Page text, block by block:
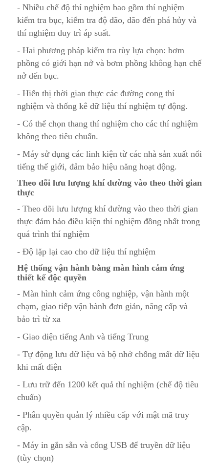
- Nhiều chế độ thí nghiệm bao gồm thí nghiệm
kiểm tra bục, kiểm tra độ dão, dão đến phá hủy và
thí nghiệm duy trì áp suất.
- Hai phương pháp kiểm tra tùy lựa chọn: bơm
phồng có giới hạn nở và bơm phồng không hạn chế
nở đến bục.
- Hiển thị thời gian thực các đường cong thí
nghiệm và thống kê dữ liệu thí nghiệm tự động.
- Có thể chọn thang thí nghiệm cho các thí nghiệm
không theo tiêu chuẩn.
- Máy sử dụng các linh kiện từ các nhà sản xuất nổi
tiếng thế giới, đảm bảo hiệu năng hoạt động.
Theo dõi lưu lượng khí đường vào theo thời gian
thực
- Theo dõi lưu lượng khí đường vào theo thời gian
thực đảm bảo điều kiện thí nghiệm đồng nhất trong
quá trình thí nghiệm
- Độ lặp lại cao cho dữ liệu thí nghiệm
Hệ thống vận hành bằng màn hình cảm ứng
thiết kế độc quyền
- Màn hình cảm ứng công nghiệp, vận hành một
chạm, giao tiếp vận hành đơn giản, nâng cấp và
bảo trì từ xa
- Giao diện tiếng Anh và tiếng Trung
- Tự động lưu dữ liệu và bộ nhớ chống mất dữ liệu
khi mất điện
- Lưu trữ đến 1200 kết quả thí nghiệm (chế độ tiêu
chuẩn)
- Phân quyền quản lý nhiều cấp với mật mã truy
cập.
- Máy in gắn sẵn và cổng USB để truyền dữ liệu
(tùy chọn)